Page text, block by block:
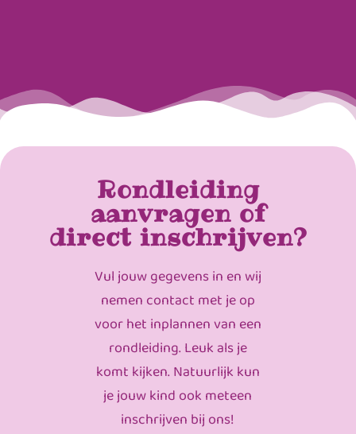
Rondleiding
aanvragen of
direct inschrijven?
Vul jouw gegevens in en wij
nemen contact met je op
voor het inplannen van een
rondleiding. Leuk als je
komt kijken. Natuurlijk kun
je jouw kind ook meteen
inschrijven bij ons!